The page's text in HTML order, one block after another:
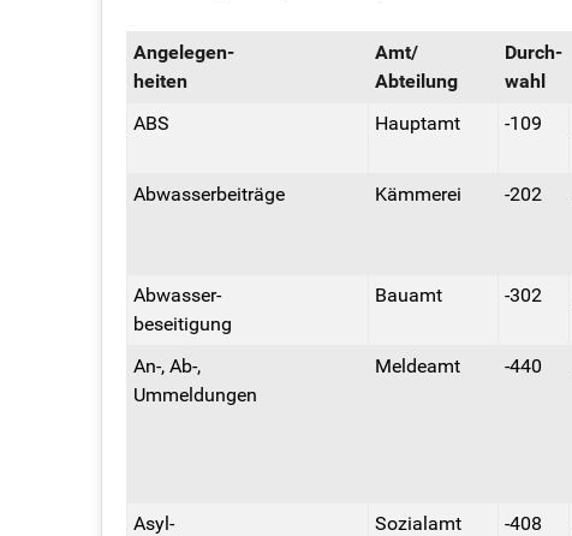
Angelegen-
heiten
Amt/
Abteilung
Durch-
wahl
ABS
Hauptamt -109
Abwasserbeiträge
Kämmerei -202
Abwasser-
beseitigung
Bauamt -302
An-, Ab-,
Ummeldungen
Meldeamt -440
Asyl-
Sozialamt
-408